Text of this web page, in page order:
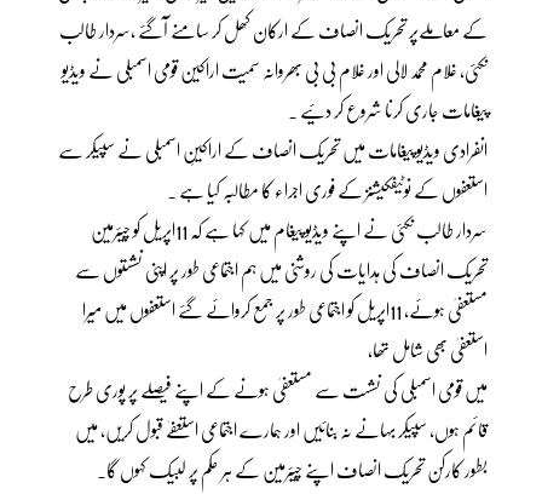
کے معاملےپر تحریک انصاف کے ارکان کھل کر سامنے آگئے ،سردار طالب
نکئی، غلام محمد لالی اور غلام بی بی بھروانہ سمیت اراکین قومی اسمبلی نے ویڈیو
پیغامات جاری کرنا شروع کر دئیے ۔
انفرادی ویڈیو پیغامات میں تحریک انصاف کے اراکینِ اسمبلی نے سپیکر سے
استعفوں کے نوٹیفکیشنز کے فوری اجراء کا مطالبہ کیا ہے ۔
سردار طالب نکئی نے اپنے ویڈیو پیغام میں کہا ہے کہ 11اپریل کو چیئرمین
تحریک انصاف کی ہدایات کی روشنی میں ہم اجتماعی طور پر اپنی نشستوں سے
مستعفیٰ ہوئے، 11اپریل کو اجتماعی طور پر جمع کروائے گئے استعفوں میں میرا
استعفیٰ بھی شامل تھا،
میں قومی اسمبلی کی نشست سے مستعفیٰ ہونے کے اپنے فیصلے پر پوری طرح
قائم ہوں، سپیکر بہانے نہ بنائیں اور ہمارے اجتماعی استعفےٰ قبول کریں، میں
بطور کارکن تحریک انصاف اپنے چیئرمین کے ہر حکم پر لبیک کہوں گا۔